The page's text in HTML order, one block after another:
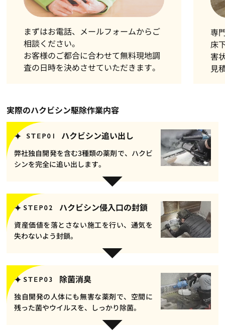
まずはお電話、メールフォームからご
相談ください。
お客様のご都合に合わせて無料現地調
査の日時を決めさせていただきます。
専
床
害
見
実際のハクビシン駆除作業内容
ハクビシン追い出し
弊社独自開発を含む3種類の薬剤で、ハクビ
シンを完全に追い出します。
ハクビシン侵入口の封鎖
資産価値を落とさない施工を行い、通気を
失わないよう封鎖。
除菌消臭
独自開発の人体にも無害な薬剤で、空間に
残った菌やウイルスを、しっかり除菌。